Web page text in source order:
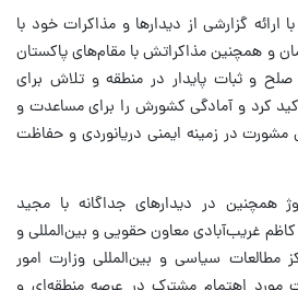
ارائه گزارشی از دیدارها و مذاکرات خود با
و همچنین مذاکراتش با مقام‌های پاکستان
و ثبات پایدار در منطقه و تلاش برای
کرد و آمادگی کشورش را برای مساعدت و
در زمینه ایمنی دریانوردی و حفاظت
همچنین در دیدارهای جداگانه با مجید
غریب‌آبادی معاون حقویی و بین‌المللی و
سیاسی و بین‌المللی وزارت امور